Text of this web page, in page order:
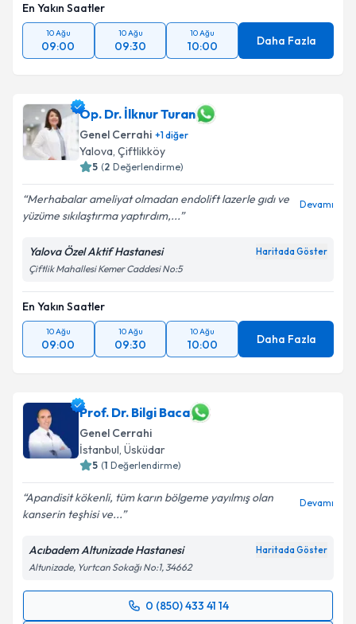
En Yakın Saatler
10 Ağu
09:00
10 Ağu
09:30
10 Ağu
10:00 Daha Fazla
Op. Dr. İlknur Turan
Genel Cerrahi +1diğer
Yalova, Çiftlikköy
5 (2 Değerlendirme)
Merhabalar ameliyat olmadan endolift lazerle gıdı ve
yüzüme sıkılaştırma yaptırdım,...
Devamı
Yalova Özel Aktif Hastanesi Haritada Göster
Çiftlik Mahallesi Kemer Caddesi No:5
En Yakın Saatler
10 Ağu
09:00
10 Ağu
09:30
10 Ağu
10:00 Daha Fazla
Prof. Dr. Bilgi Baca
Genel Cerrahi
İstanbul, Üsküdar
5 (1 Değerlendirme)
Apandisit kökenli, tüm karın bölgeme yayılmış olan
kanserin teşhisi ve...
Devamı
Acıbadem Altunizade Hastanesi Haritada Göster
Altunizade, Yurtcan Sokağı No:1, 34662
0 (850) 433 41 14
Randevu Takvimi Talebi